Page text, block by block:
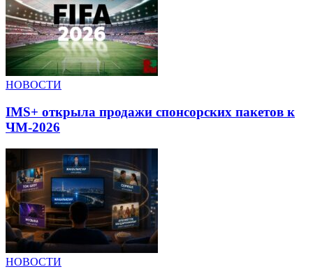
НОВОСТИ
IMS+ открыла продажи спонсорских пакетов к
ЧМ-2026
НОВОСТИ